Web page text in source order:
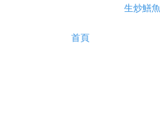
生炒鱔魚
首頁